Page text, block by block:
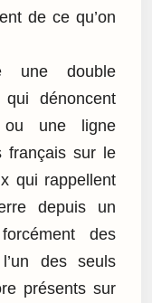
de ce qu’on
une double
qui dénoncent
ou une ligne
français sur le
qui rappellent
depuis un
des
des seuls
présents sur